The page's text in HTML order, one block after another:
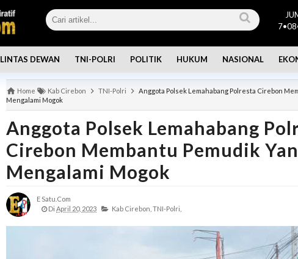
LINTAS DEWAN TNI-POLRI POLITIK HUKUM NASIONAL
Home Kab Cirebon TNI-Polri
Anggota Polsek Lemahabang Polresta Cirebon
Mengalami Mogok
Anggota Polsek Lemahabang
Cirebon Membantu Pemudik
Mengalami Mogok
E Satu.com
Di April 20, 2023 Kab Cirebon, TNI-Polri,